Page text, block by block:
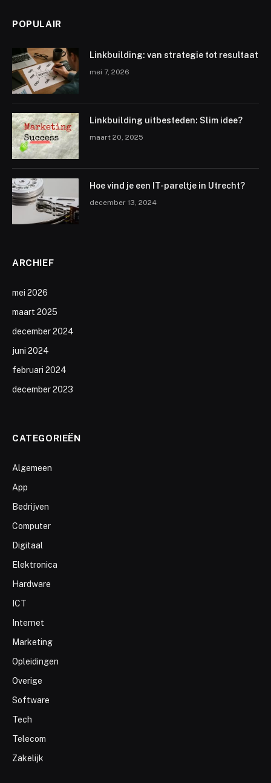
POPULAIR
Linkbuilding: van strategie tot resultaat
mei 7, 2026
Linkbuilding uitbesteden: Slim idee?
maart 20, 2025
Hoe vind je een IT-pareltje in Utrecht?
december 13, 2024
ARCHIEF
mei 2026
maart 2025
december 2024
juni 2024
februari 2024
december 2023
CATEGORIEËN
Algemeen
App
Bedrijven
Computer
Digitaal
Elektronica
Hardware
ICT
Internet
Marketing
Opleidingen
Overige
Software
Tech
Telecom
Zakelijk